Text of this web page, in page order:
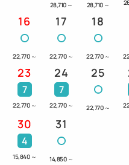
★部屋タイプによりダブ
すので、ご予約時にお選
お食事
★ご夕食は、和食／洋食
トランでのバイキング
いただけます。
★ご朝食は、和洋食バイ
28,710 ～ 28,710 ～
16
22,770 ～
17
22,770 ～
18
22,770 ～
23
7
22,770 ～
24
7
22,770 ～
25
22,770 ～
30
4
15,840 ～
31
14,850 ～